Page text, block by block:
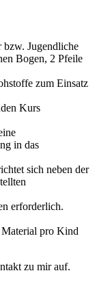
bzw. Jugendliche
Bogen, 2 Pfeile
zum Einsatz
Kurs
in das
sich neben der
erforderlich.
Material pro Kind
zu mir auf.